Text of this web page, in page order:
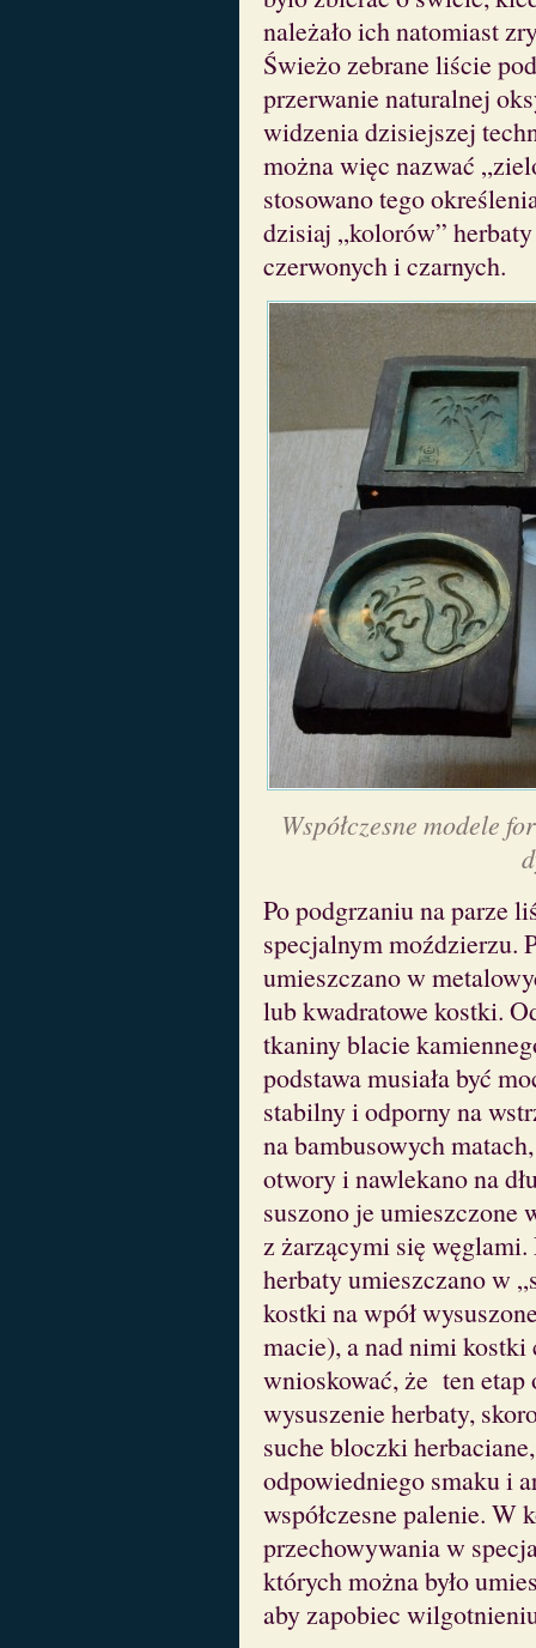
należało ich natomiast
Świeżo zebrane liście
przerwanie naturalnej
widzenia dzisiejszej
można więc nazwać
stosowano tego
dzisiaj „kolorów”
czerwonych i czarnych.
Współczesne modele
Po podgrzaniu na parze
specjalnym moździerzu.
umieszczano w
lub kwadratowe kostki.
tkaniny blacie
podstawa musiała być
stabilny i odporny na
na bambusowych
otwory i nawlekano na
suszono je umieszczone
z żarzącymi się
herbaty umieszczano w
kostki na wpół
macie), a nad nimi kostki
wnioskować, że ten etap
wysuszenie herbaty,
suche bloczki
odpowiedniego smaku i
współczesne palenie. W
przechowywania w
których można było
aby zapobiec